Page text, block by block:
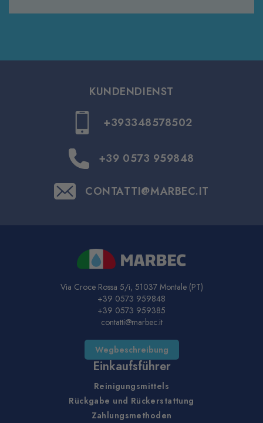
KUNDENDIENST
+393348578502
+39 0573 959848
CONTATTI@MARBEC.IT
Via Croce Rossa 5/i, 51037 Montale (PT)
+39 0573 959848
+39 0573 959385
contatti@marbec.it
Wegbeschreibung
Einkaufsführer
Reinigungsmittels
Rückgabe und Rückerstattung
Zahlungsmethoden